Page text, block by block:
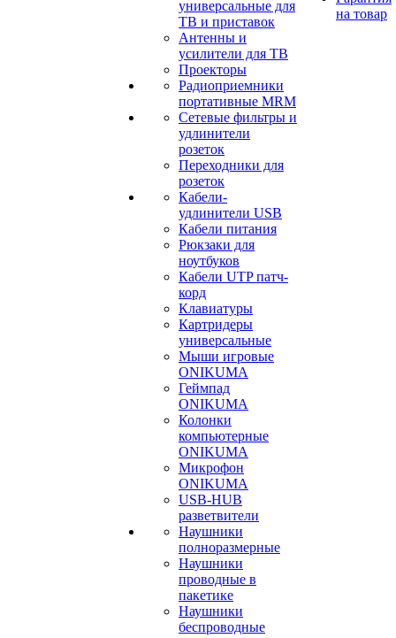
универсальные для
ТВ и приставок
Антенны и
усилители для ТВ
Проекторы
Радиоприемники
портативные MRM
Сетевые фильтры и
удлинители
розеток
Переходники для
розеток
Кабели-
удлинители USB
Кабели питания
Рюкзаки для
ноутбуков
Кабели UTP патч-
корд
Клавиатуры
Картридеры
универсальные
Мыши игровые
ONIKUMA
Геймпад
ONIKUMA
Колонки
компьютерные
ONIKUMA
Микрофон
ONIKUMA
USB-HUB
разветвители
Наушники
полноразмерные
Наушники
проводные в
пакетике
Наушники
беспроводные
на товар